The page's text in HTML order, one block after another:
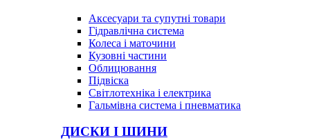
Аксесуари та супутні товари
Гідравлічна система
Колеса і маточини
Кузовні частини
Облицювання
Підвіска
Світлотехніка і електрика
Гальмівна система і пневматика
ДИСКИ І ШИНИ